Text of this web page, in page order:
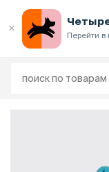
Перейти